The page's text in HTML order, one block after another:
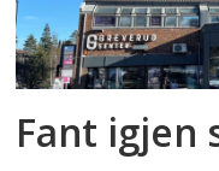
Fant igjen